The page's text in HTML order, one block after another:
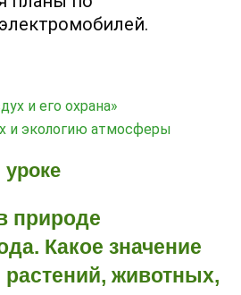
и его охрана»
и экологию атмосферы
природе
Какое значение
животных,